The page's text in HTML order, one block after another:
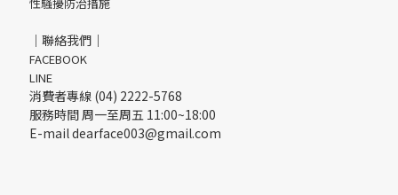
｜聯絡我們｜
FACEBOOK
LINE
消費者專線 (04) 2222-5768
服務時間 周一至周五 11:00~18:00
E-mail dearface003@gmail.com